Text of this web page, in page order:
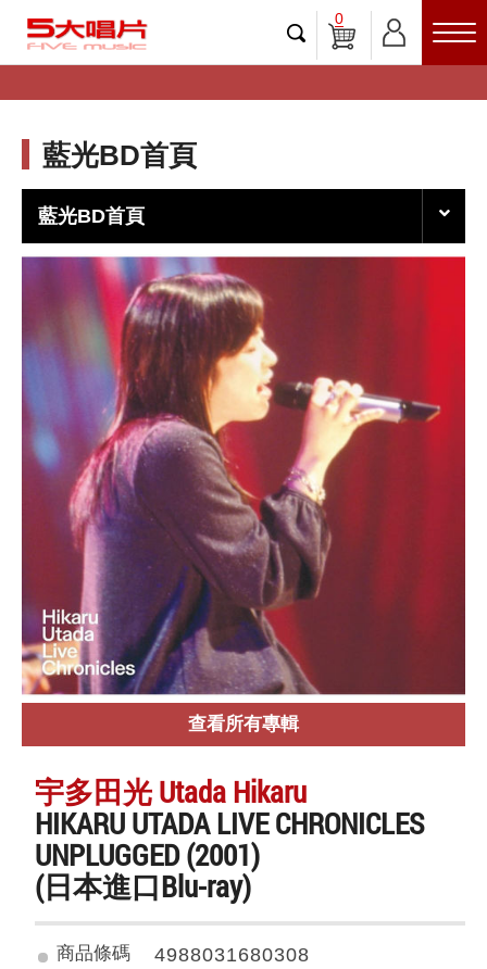
0
藍光BD首頁
藍光BD首頁
查看所有專輯
宇多田光 Utada Hikaru
HIKARU UTADA LIVE CHRONICLES
UNPLUGGED (2001)
(日本進口Blu-ray)
商品條碼 4988031680308